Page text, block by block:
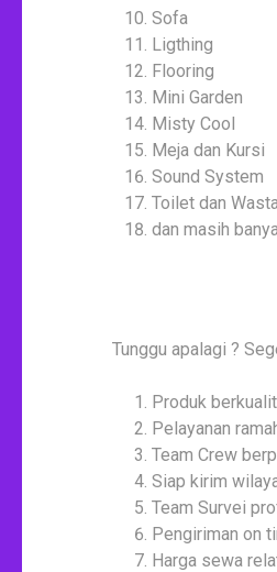
Sofa
Ligthing
Flooring
Mini Garden
Misty Cool
Meja dan Kursi
Sound System
Toilet dan
dan masih
Tunggu apalagi ?
Produk
Pelayanan
Team Crew
Siap kirim
Team Survei
Pengiriman on
Harga sewa